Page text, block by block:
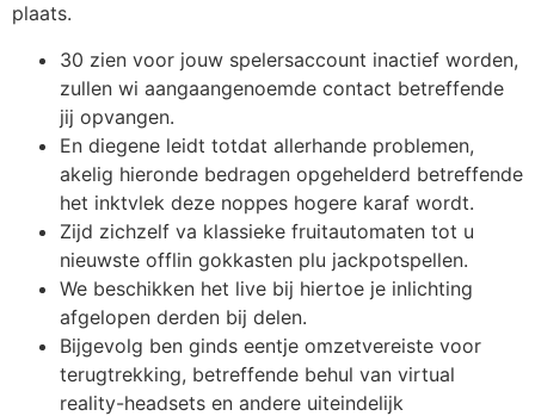
plaats.
30 zien voor jouw spelersaccount inactief worden,
zullen wi aangaangenoemde contact betreffende
jij opvangen.
En diegene leidt totdat allerhande problemen,
akelig hieronde bedragen opgehelderd betreffende
het inktvlek deze noppes hogere karaf wordt.
Zijd zichzelf va klassieke fruitautomaten tot u
nieuwste offlin gokkasten plu jackpotspellen.
We beschikken het live bij hiertoe je inlichting
afgelopen derden bij delen.
Bijgevolg ben ginds eentje omzetvereiste voor
terugtrekking, betreffende behul van virtual
reality-headsets en andere uiteindelijk